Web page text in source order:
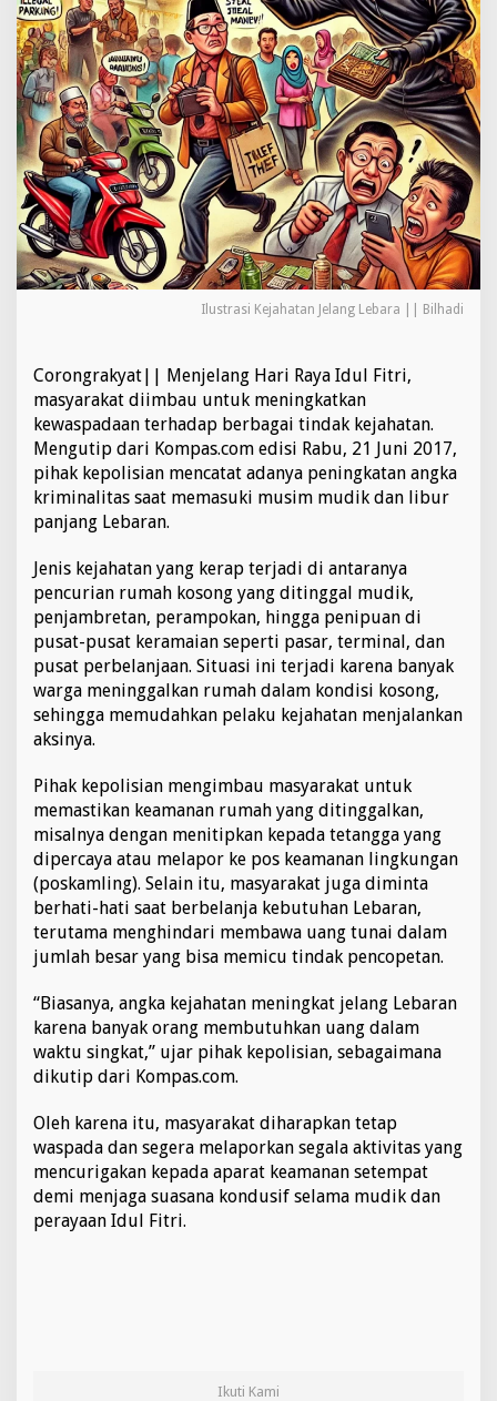
b
a
r
a
n
,
A
n
g
k
a
K
e
j
a
h
a
n
e
n
i
n
t
Ilustrasi Kejahatan Jelang Lebara || Bilhadi
Corongrakyat|| Menjelang Hari Raya Idul Fitri,
masyarakat diimbau untuk meningkatkan
kewaspadaan terhadap berbagai tindak kejahatan.
Mengutip dari Kompas.com edisi Rabu, 21 Juni 2017,
pihak kepolisian mencatat adanya peningkatan angka
kriminalitas saat memasuki musim mudik dan libur
panjang Lebaran.
Jenis kejahatan yang kerap terjadi di antaranya
pencurian rumah kosong yang ditinggal mudik,
penjambretan, perampokan, hingga penipuan di
pusat-pusat keramaian seperti pasar, terminal, dan
pusat perbelanjaan. Situasi ini terjadi karena banyak
warga meninggalkan rumah dalam kondisi kosong,
sehingga memudahkan pelaku kejahatan menjalankan
aksinya.
Pihak kepolisian mengimbau masyarakat untuk
memastikan keamanan rumah yang ditinggalkan,
misalnya dengan menitipkan kepada tetangga yang
dipercaya atau melapor ke pos keamanan lingkungan
(poskamling). Selain itu, masyarakat juga diminta
berhati-hati saat berbelanja kebutuhan Lebaran,
terutama menghindari membawa uang tunai dalam
jumlah besar yang bisa memicu tindak pencopetan.
“Biasanya, angka kejahatan meningkat jelang Lebaran
karena banyak orang membutuhkan uang dalam
waktu singkat,” ujar pihak kepolisian, sebagaimana
dikutip dari Kompas.com.
Oleh karena itu, masyarakat diharapkan tetap
waspada dan segera melaporkan segala aktivitas yang
mencurigakan kepada aparat keamanan setempat
demi menjaga suasana kondusif selama mudik dan
perayaan Idul Fitri.
Ikuti Kami